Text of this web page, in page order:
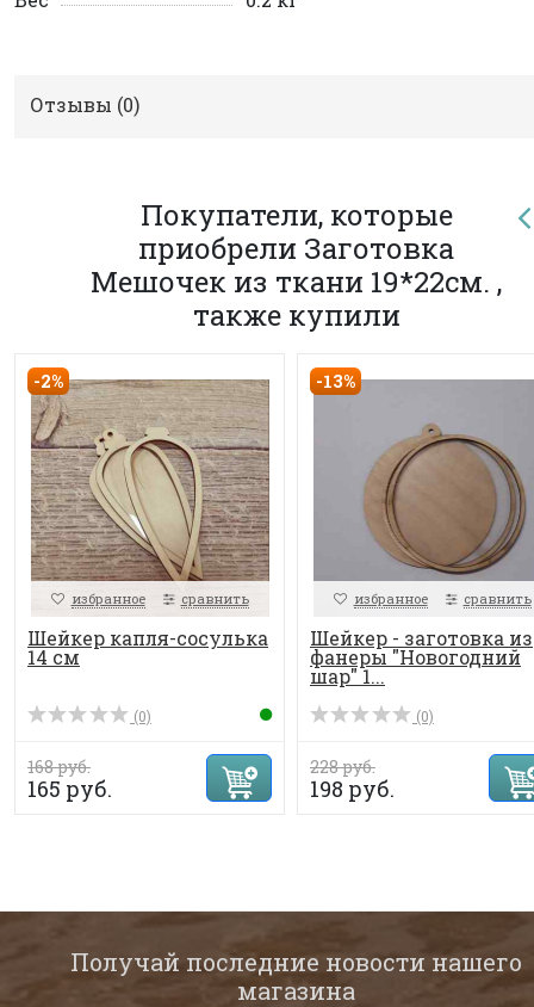
Отзывы (0)
Покупатели, которые
приобрели Заготовка
Мешочек из ткани 19*22см. ,
также купили
-2%
избранное сравнить
Шейкер капля-сосулька
14 см
(0)
168 руб.
165 руб.
-13%
избранное сравнить
Шейкер - заготовка из
фанеры "Новогодний
шар" 1...
(0)
228 руб.
198 руб.
Получай последние новости нашего
магазина